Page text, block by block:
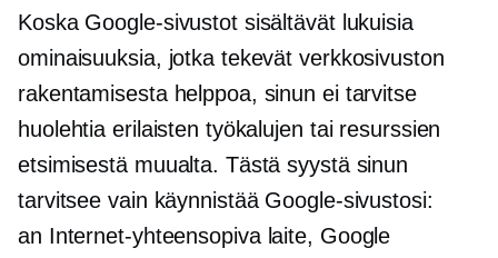
Koska Google-sivustot sisältävät lukuisia
ominaisuuksia, jotka tekevät verkkosivuston
rakentamisesta helppoa, sinun ei tarvitse
huolehtia erilaisten työkalujen tai resurssien
etsimisestä muualta. Tästä syystä sinun
tarvitsee vain käynnistää Google-sivustosi:
an Internet-yhteensopivalaite, Google